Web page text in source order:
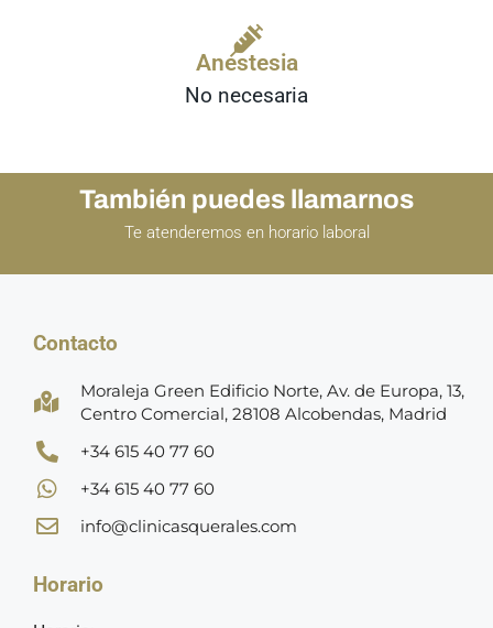
Anestesia
No necesaria
También puedes llamarnos
Te atenderemos en horario laboral
Contacto
Moraleja Green Edificio Norte, Av. de Europa, 13,
Centro Comercial, 28108 Alcobendas, Madrid
+34 615 40 77 60
+34 615 40 77 60
info@clinicasquerales.com
Horario